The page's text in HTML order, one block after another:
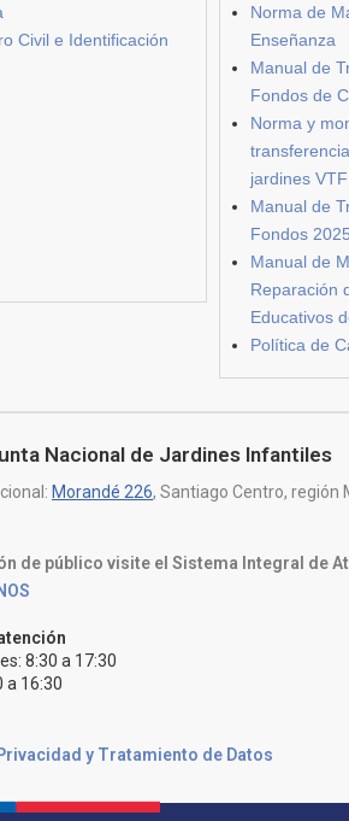
Civil e Identificación
Norma de
Enseñanza
Manual de
Fondos de
Norma y
jardines VTF
Manual de
Fondos 2025
Manual de
Reparación
Educativos
Política de
Nacional de Jardines Infantiles
Morandé 226, Santiago Centro, región
de público visite el Sistema Integral de
8:30 a 17:30
a 16:30
y Tratamiento de Datos